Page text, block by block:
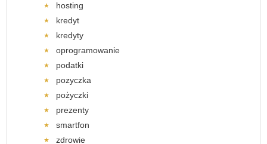
hosting
kredyt
kredyty
oprogramowanie
podatki
pozyczka
pożyczki
prezenty
smartfon
zdrowie